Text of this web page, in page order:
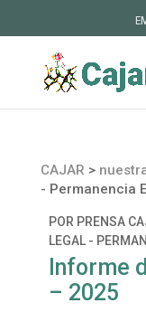
CAJAR >
- Permanencia
POR PRENSA
LEGAL -
Informe
– 2025